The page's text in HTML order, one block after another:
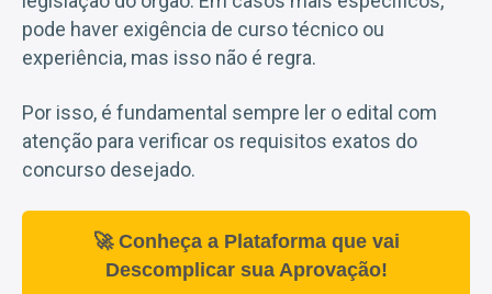
pode haver exigência de curso técnico ou
experiência, mas isso não é regra.
Por isso, é fundamental sempre ler o edital com
atenção para verificar os requisitos exatos do
concurso desejado.
🚀 Conheça a Plataforma que vai
Descomplicar sua Aprovação!